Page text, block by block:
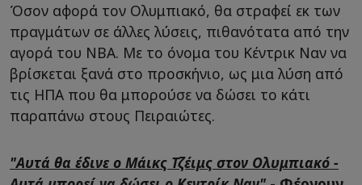
Όσον αφορά τον Ολυμπιακό, θα στραφεί εκ των
πραγμάτων σε άλλες λύσεις, πιθανότατα από την
αγορά του ΝΒΑ. Με το όνομα του Κέντρικ Ναν να
βρίσκεται ξανά στο προσκήνιο, ως μια λύση από
τις ΗΠΑ που θα μπορούσε να δώσει το κάτι
παραπάνω στους Πειραιώτες.
"Αυτά θα έδινε ο Μάικς Τζέιμς στον Ολυμπιακό -